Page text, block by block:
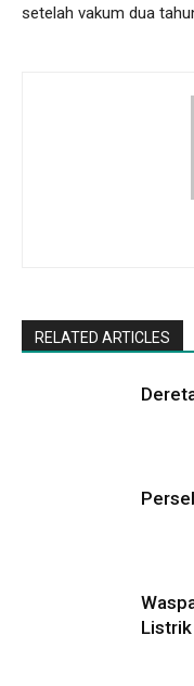
setelah vakum dua
RELATED ARTICLES
Listrik